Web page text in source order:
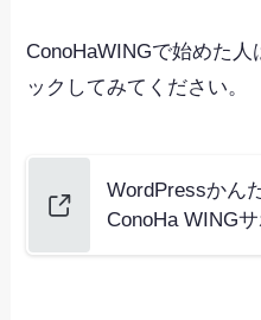
ConoHaWINGで始めた
ックしてみてください。
WordPressかん
ConoHa WINGサ